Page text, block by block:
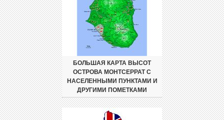
БОЛЬШАЯ КАРТА ВЫСОТ
ОСТРОВА МОНТСЕРРАТ С
НАСЕЛЕННЫМИ ПУНКТАМИ И
ДРУГИМИ ПОМЕТКАМИ